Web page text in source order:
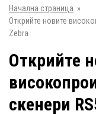
Начална страница »
Открийте новите
Zebra
Открийте
скенери